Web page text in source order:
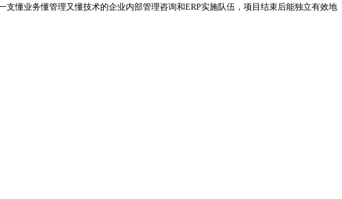
业务懂管理又懂技术的企业内部管理咨询和ERP实施队伍，项目结束后能独立有效地